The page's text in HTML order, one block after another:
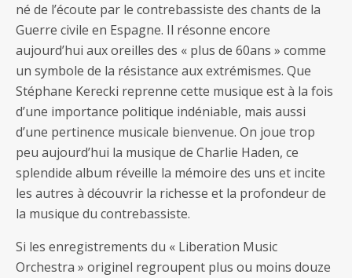
né de l’écoute par le contrebassiste des chants de la
Guerre civile en Espagne. Il résonne encore
aujourd’hui aux oreilles des « plus de 60ans » comme
un symbole de la résistance aux extrémismes. Que
Stéphane Kerecki reprenne cette musique est à la fois
d’une importance politique indéniable, mais aussi
d’une pertinence musicale bienvenue. On joue trop
peu aujourd’hui la musique de Charlie Haden, ce
splendide album réveille la mémoire des uns et incite
les autres à découvrir la richesse et la profondeur de
la musique du contrebassiste.
Si les enregistrements du « Liberation Music
Orchestra » originel regroupent plus ou moins douze